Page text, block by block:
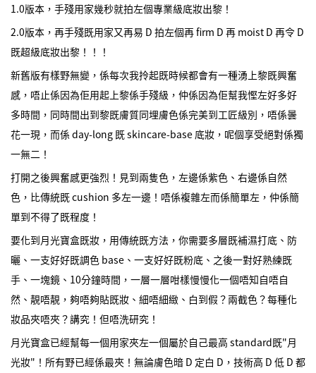
1.0版本，手殘用家幾秒就拍左個專業級底妝出黎！
2.0版本，再手殘既用家又再易 D 拍左個再 firm D 再 moist D 再令 D
既超級底妝出黎！！！
新舊版有樣野無變，係每次我拎起既時候都會有一種湧上黎既興奮
感，唔止係因為佢用起上黎係手殘級，仲係因為佢幫我慳左好多好
多時間，同時間出到黎既膚質同埋膚色係完美到工匠級別，唔係曇
花一現，而係 day-long 既 skincare-base 底妝，呢個享受絕對係獨
一無二！
打開之後興奮感更強烈！見到兩隻色，左邊係紫色、右邊係自然
色，比傳統既 cushion 多左一邊！唔係複雜左而係簡單左，仲係簡
單到不得了既程度！
要化到月光寶盒既妝，用傳統既方法，你需要多層既補濕打底、防
曬、一支好好既調色 base、一支好好既粉底、之後一對好熟練既
手、一塊鏡、10分鐘時間，一層一層咁樣慢慢化一個唔知自唔自
然、靚唔靚，夠唔夠貼既妝、細唔細緻、白到假？兩截色？每種化
妝品夾唔夾？講究！但唔洗研究！
月光寶盒已經幫每一個用家夾左一個屬於自己最高 standard既"月
光妝"！所有野已經係最夾！無論膚色暗 D 定白 D，技術高 D 低 D 都